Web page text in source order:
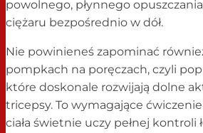
powolnego, płynnego
ciężaru bezpośrednio w dół.
Nie powinieneś zapominać
pompkach na poręczach, czyli
które doskonale rozwijają dolne
tricepsy. To wymagające
ciała świetnie uczy pełnej kontroli